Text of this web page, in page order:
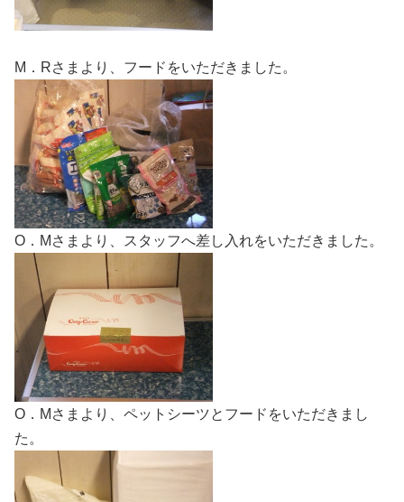
M．Rさまより、フードをいただきました。
O．Mさまより、スタッフへ差し入れをいただきました。
O．Mさまより、ペットシーツとフードをいただきまし
た。